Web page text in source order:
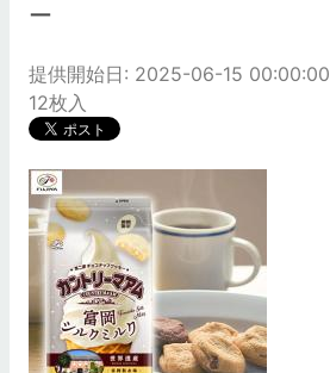
ー
提供開始日: 2025-06-15 00:00:00
12枚入